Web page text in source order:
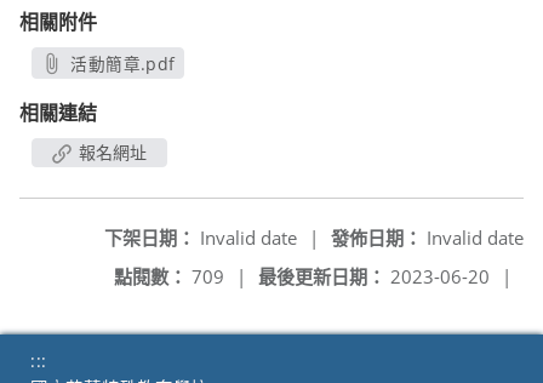
相關附件
活動簡章.pdf
相關連結
報名網址
發佈日期： Invalid date
下架日期： Invalid date
|
最後更新日期： 2023-06-20 |
點閱數： 709 |
:::